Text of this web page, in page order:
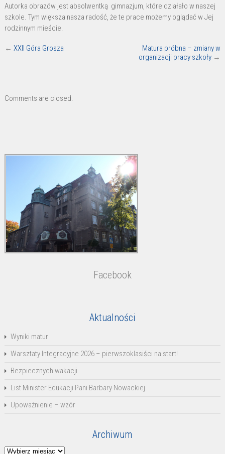
Autorka obrazów jest absolwentką gimnazjum, które działało w naszej
szkole. Tym większa nasza radość, że te prace możemy oglądać w Jej
rodzinnym mieście.
← XXII Góra Grosza
Matura próbna – zmiany w
organizacji pracy szkoły →
Comments are closed.
Facebook
Aktualności
Wyniki matur
Warsztaty Integracyjne 2026 – pierwszoklasiści na start!
Bezpiecznych wakacji
List Minister Edukacji Pani Barbary Nowackiej
Upoważnienie – wzór
Archiwum
Archiwum